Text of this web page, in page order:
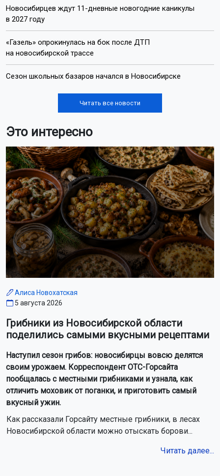
Новосибирцев ждут 11-дневные новогодние каникулы
в 2027 году
«Газель» опрокинулась на бок после ДТП
на новосибирской трассе
Сезон школьных базаров начался в Новосибирске
Читать все новости
Это интересно
Алиса Новохатская
5 августа 2026
Грибники из Новосибирской области
поделились самыми вкусными рецептами
Наступил сезон грибов: новосибирцы вовсю делятся
своим урожаем. Корреспондент ОТС-Горсайта
пообщалась с местными грибниками и узнала, как
отличить моховик от поганки, и приготовить самый
вкусный ужин.
Как рассказали Горсайту местные грибники, в лесах
Новосибирской области можно отыскать борови...
Читать далее...